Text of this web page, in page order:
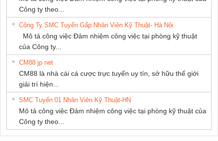
Công ty theo...
Công Ty SMC Tuyển Gấp Nhân Viên Kỹ Thuật- Hà Nội
Mô tả công việc Đảm nhiệm công việc tại phòng kỹ thuật
của Công ty...
CM88 jp net
CM88 là nhà cái cá cược trực tuyến uy tín, sở hữu thế giới
giải trí hiện...
SMC Tuyển 01 Nhân Viên Kỹ Thuật-HN
Mô tả công việc Đảm nhiệm công việc tại phòng kỹ thuật của
Công ty theo...